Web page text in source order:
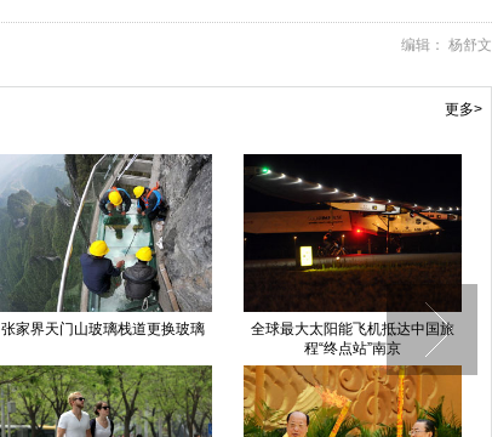
编辑： 杨舒文
更多>
张家界天门山玻璃栈道更换玻璃
全球最大太阳能飞机抵达中国旅
程“终点站”南京